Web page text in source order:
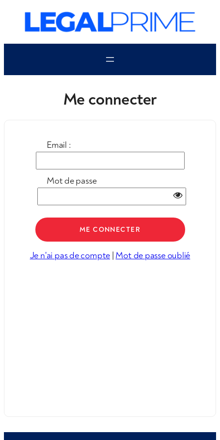
contenu
Me connecter
Email :
Mot de passe
Je n'ai pas de compte | Mot de passe oublié